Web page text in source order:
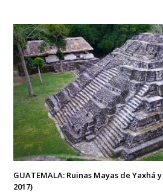
GUATEMALA: Ruinas Mayas de Yaxhá
2017)